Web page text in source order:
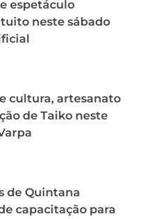
espetáculo
neste sábado
cultura, artesanato
de Taiko neste
de Quintana
capacitação para